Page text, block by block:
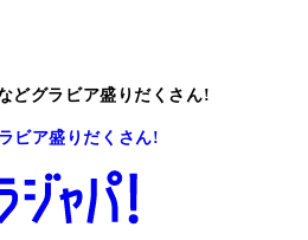
どグラビア盛りだくさん!
ビア盛りだくさん!